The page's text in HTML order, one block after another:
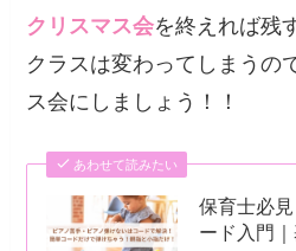
クリスマス会を終えれば残
クラスは変わってしまうの
ス会にしましょう！！
あわせて読みたい
保育士必
ード入門